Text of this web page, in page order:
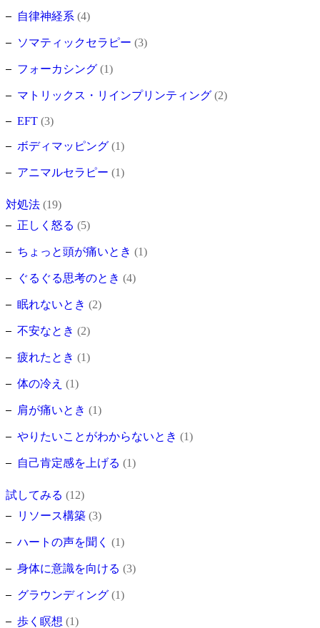
自律神経系 (4)
ソマティックセラピー (3)
フォーカシング (1)
マトリックス・リインプリンティング (2)
EFT (3)
ボディマッピング (1)
アニマルセラピー (1)
対処法 (19)
正しく怒る (5)
ちょっと頭が痛いとき (1)
ぐるぐる思考のとき (4)
眠れないとき (2)
不安なとき (2)
疲れたとき (1)
体の冷え (1)
肩が痛いとき (1)
やりたいことがわからないとき (1)
自己肯定感を上げる (1)
試してみる (12)
リソース構築 (3)
ハートの声を聞く (1)
身体に意識を向ける (3)
グラウンディング (1)
歩く瞑想 (1)